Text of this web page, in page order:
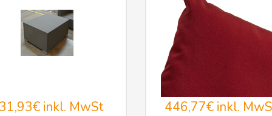
inkl. MwSt 446,77€inkl.